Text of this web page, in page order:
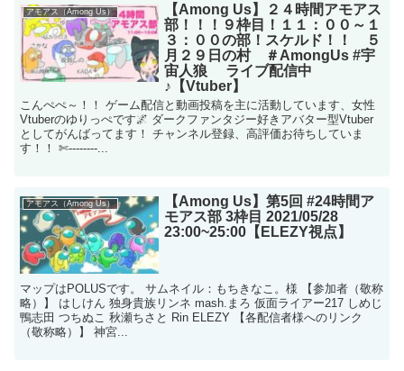
アモアス（Among Us）
【Among Us】２４時間アモアス
部！！！９枠目！１１：００～１
３：００の部！スケルド！！ ５
月２９日の村 ＃AmongUs #宇
宙人狼 ライブ配信中
♪【Vtuber】
こんぺぺ～！！ ゲーム配信と動画投稿を主に活動しています、女性
Vtuberのゆりっぺです🌌 ダークファンタジー好きアバター型Vtuber
としてがんばってます！ チャンネル登録、高評価お待ちしていま
す！！ ✄--------...
アモアス（Among Us）
【Among Us】第5回 #24時間ア
モアス部 3枠目 2021/05/28
23:00~25:00【ELEZY視点】
マップはPOLUSです。 サムネイル：もちきなこ。様 【参加者（敬称
略）】 はしけん 独身貴族リンネ mash.まろ 仮面ライアー217 しめじ
鴨志田 つちぬこ 秋瀬ちさと Rin ELEZY 【各配信者様へのリンク
（敬称略）】 神宮...